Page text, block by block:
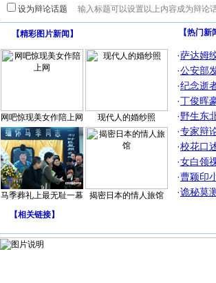
设为辩论话题
【精彩图片新闻 】
网吧惊现美女作陪上网 现代人的婚纱照
马季葬礼上最无耻一幕 揭密日本的情人旅馆
【热门新
·萨达姆
·公安部
·纪念逝
·丁俊晖
·野生东
·专家辩
·校花口
·女白领
·曹颖印
·诡秘莫
【相关链接】